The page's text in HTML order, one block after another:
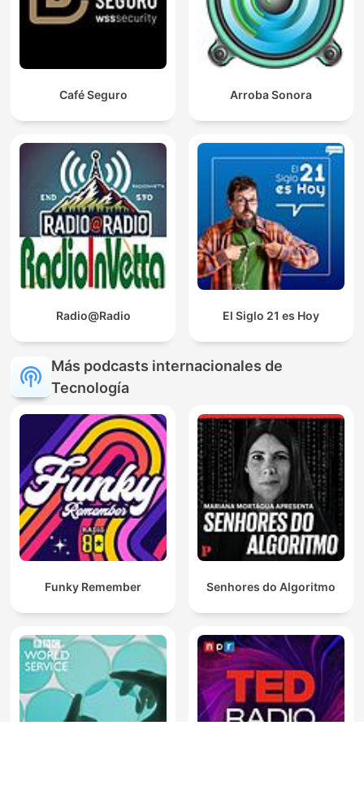
Café Seguro Arroba Sonora
Radio@Radio El Siglo 21 es Hoy
Más podcasts internacionales de
Tecnología
Funky Remember Senhores do Algoritmo